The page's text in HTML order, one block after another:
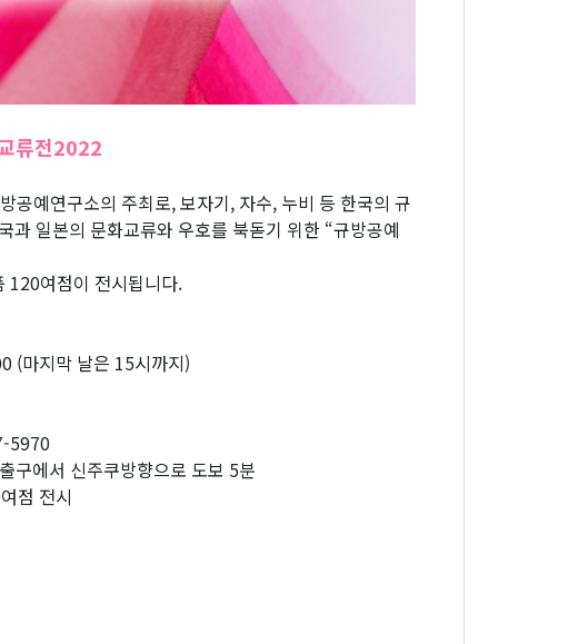
류전2022
공예연구소의 주최로, 보자기, 자수, 누비 등 한국의 규
일본의 문화교류와 우호를 북돋기 위한 “규방공예
120여점이 전시됩니다.
(마지막 날은 15시까지)
5970
에서 신주쿠방향으로 도보 5분
점 전시